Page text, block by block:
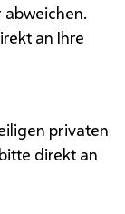
an Ihre
privaten
direkt an